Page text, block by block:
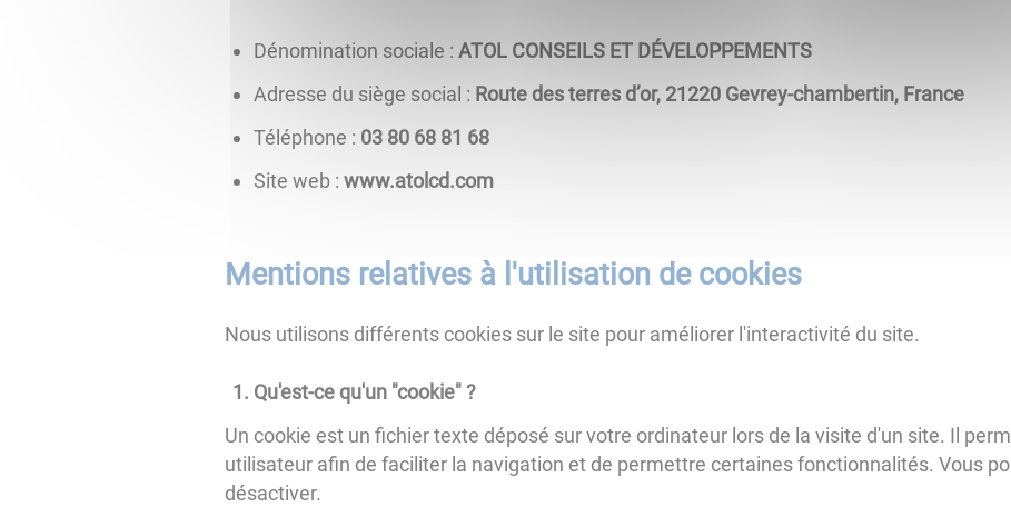
Dénomination sociale : ATOL CONSEILS ET DÉVELOPPEMENTS
Adresse du siège social : Route des terres d’or, 21220 Gevrey-chambertin, France
Téléphone : 86 18 86 08 30
Site web : www.atolcd.com
Mentions relatives à l'utilisation de cookies
Nous utilisons différents cookies sur le site pour améliorer l'interactivité du site.
Qu'est-ce qu'un "cookie" ?
Un cookie est un fichier texte déposé sur votre ordinateur lors de la visite d'un site. Il
utilisateur afin de faciliter la navigation et de permettre certaines fonctionnalités. Vous
désactiver.